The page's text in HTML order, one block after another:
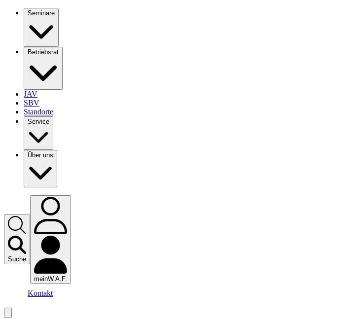
Seminare
Betriebsrat
JAV
SBV
Standorte
Service
Über uns
Suche
meinW.A.F.
Kontakt